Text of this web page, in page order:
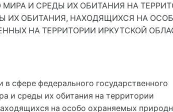
И СРЕДЫ ИХ ОБИТАНИЯ НА
ИХ ОБИТАНИЯ, НАХОДЯЩИХСЯ НА
НА ТЕРРИТОРИИ ИРКУТСКОЙ
сфере федерального государственного
и среды их обитания на территории
на особо охраняемых